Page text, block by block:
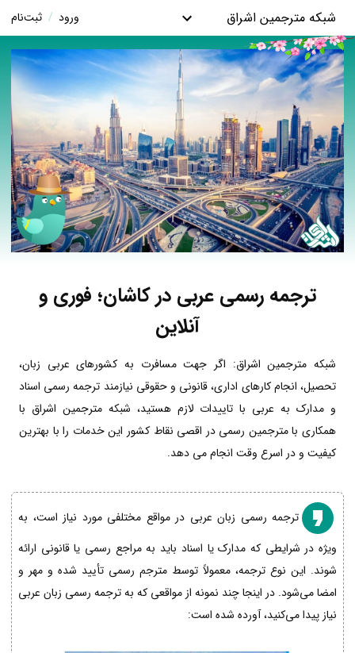
شبکه مترجمین اشراق ورود / ثبت‌نام
ترجمه رسمی عربی در کاشان؛ فوری و
آنلاین
شبکه مترجمین اشراق: اگر جهت مسافرت به کشورهای عربی زبان،
تحصیل، انجام کارهای اداری، قانونی و حقوقی نیازمند ترجمه رسمی اسناد
و مدارک به عربی با تاییدات لازم هستید، شبکه مترجمین اشراق با
همکاری با مترجمین رسمی در اقصی نقاط کشور این خدمات را با بهترین
کیفیت و در اسرع وقت انجام می دهد.
ترجمه رسمی زبان عربی در مواقع مختلفی مورد نیاز است، به
ویژه در شرایطی که مدارک یا اسناد باید به مراجع رسمی یا قانونی ارائه
شوند. این نوع ترجمه، معمولاً توسط مترجم رسمی تأیید شده و مهر و
امضا می‌شود. در اینجا چند نمونه از مواقعی که به ترجمه رسمی زبان عربی
نیاز پیدا می‌کنید، آورده شده است: